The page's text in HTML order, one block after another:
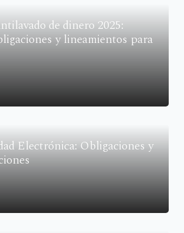
de dinero 2025:
y lineamientos para
Electrónica: Obligaciones y